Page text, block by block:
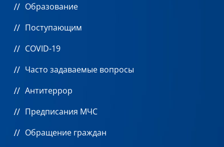
Образование
Поступающим
COVID-19
Часто задаваемые вопросы
Антитеррор
Предписания МЧС
Обращение граждан